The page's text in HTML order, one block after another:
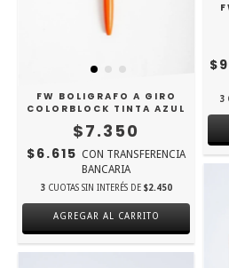
FW BOLIGRAFO A GIRO
COLORBLOCK TINTA AZUL
$7.350
$6.615 CON TRANSFERENCIA
BANCARIA
3 CUOTAS SIN INTERÉS DE $2.450
AGREGAR AL CARRITO
3